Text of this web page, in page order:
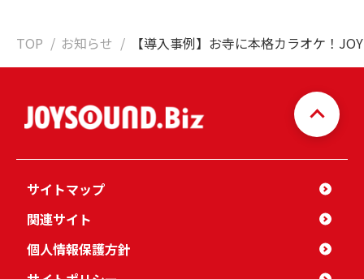
TOP お知らせ 【導入事例】お寺に本格カラオケ！
サイトマップ
関連サイト
個人情報保護方針